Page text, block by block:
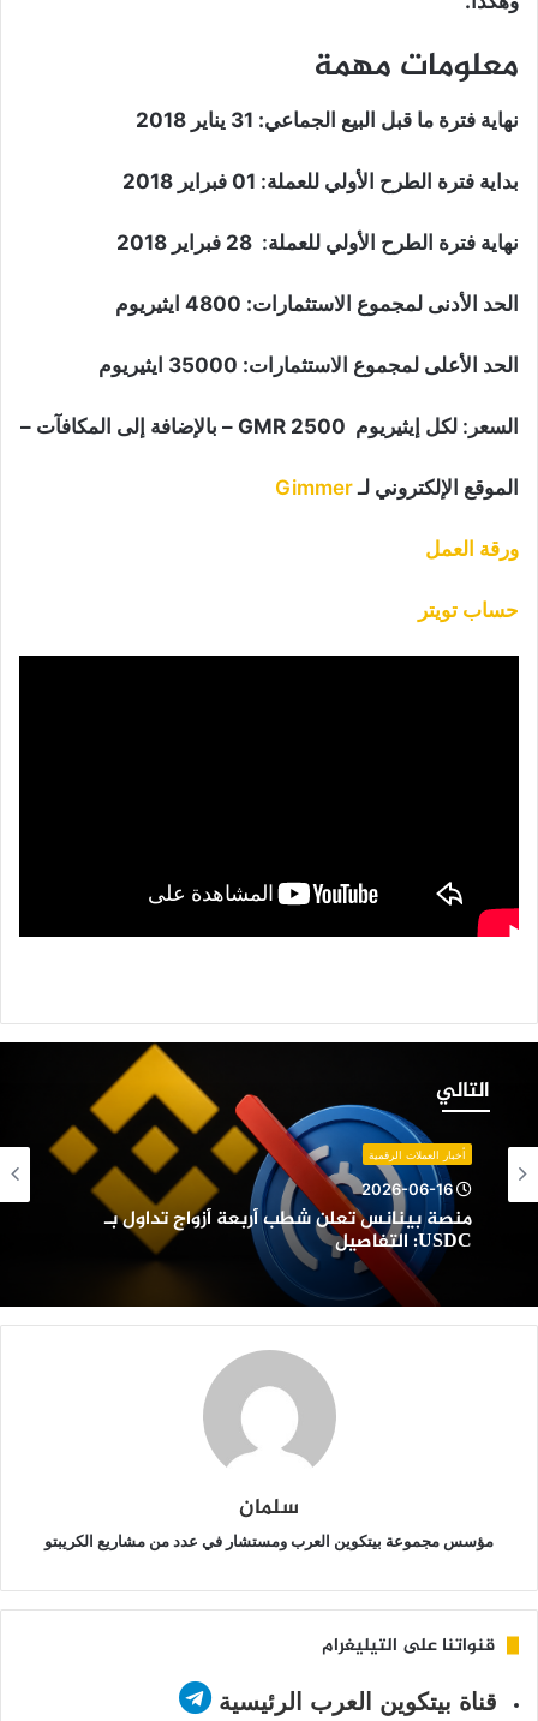
معلومات مهمة
نهاية فترة ما قبل البيع الجماعي: 31 يناير 2018
بداية فترة الطرح الأولي للعملة:
نهاية فترة الطرح الأولي للعملة:
الحد الأدنى لمجموع الاستثمارات: 4800 ايثيريوم
الحد الأعلى لمجموع الاستثمارات: 35000 ايثيريوم
السعر: لكل إيثيريوم 2500 GMR – بالإضافة إلى المكافآت –
الموقع الإلكتروني لـGimmer
ورقة العمل
حساب تويتر
التالي
أربعة
أزواج
تداول
أخبار العملات الرقمية
2026-06-16
منصة بينانس تعلن شطب أربعة أزواج تداول بـ
USDC: التفاصيل
سلمان
مؤسس مجموعة بيتكوين العرب ومستشار في عدد من مشاريع الكريبتو
قنواتنا على التيليغرام
قناة بيتكوين العرب الرئيسية